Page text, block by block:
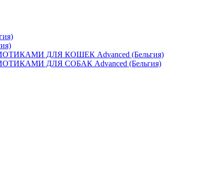
ДЛЯ КОШЕК Advanced (Бельгия)
ДЛЯ СОБАК Advanced (Бельгия)